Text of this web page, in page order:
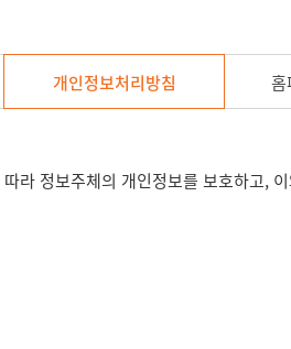
개인정보처리방침 홈
라 정보주체의 개인정보를 보호하고,